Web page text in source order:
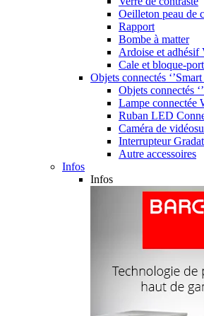
Oeilleton peau de
Rapport
Bombe à matter
Ardoise et adhésif
Cale et bloque-
Objets connectés ‘’Smart
Objets connectés
Lampe connectée
Ruban LED
Caméra de
Interrupteur
Autre accessoires
Infos
Infos